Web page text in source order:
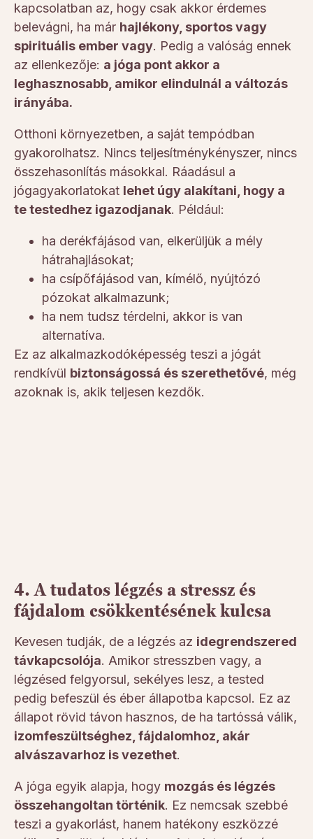
kapcsolatban az, hogy csak akkor érdemes
belevágni, ha már hajlékony, sportos vagy
spirituális ember vagy. Pedig a valóság ennek
az ellenkezője: a jóga pont akkor a
leghasznosabb, amikor elindulnál a változás
irányába.
Otthoni környezetben, a saját tempódban
gyakorolhatsz. Nincs teljesítménykényszer, nincs
összehasonlítás másokkal. Ráadásul a
jógagyakorlatokat lehet úgy alakítani, hogy a
te testedhez igazodjanak. Például:
ha derékfájásod van, elkerüljük a mély
hátrahajlásokat;
ha csípőfájásod van, kímélő, nyújtózó
pózokat alkalmazunk;
ha nem tudsz térdelni, akkor is van
alternatíva.
Ez az alkalmazkodóképesség teszi a jógát
rendkívül biztonságossá és szerethetővé, még
azoknak is, akik teljesen kezdők.
4. A tudatos légzés a stressz és
fájdalom csökkentésének kulcsa
Kevesen tudják, de a légzés az idegrendszered
távkapcsolója. Amikor stresszben vagy, a
légzésed felgyorsul, sekélyes lesz, a tested
pedig befeszül és éber állapotba kapcsol. Ez az
állapot rövid távon hasznos, de ha tartóssá válik,
izomfeszültséghez, fájdalomhoz, akár
alvászavarhoz is vezethet.
A jóga egyik alapja, hogy mozgás és légzés
összehangoltan történik. Ez nemcsak szebbé
teszi a gyakorlást, hanem hatékony eszközzé